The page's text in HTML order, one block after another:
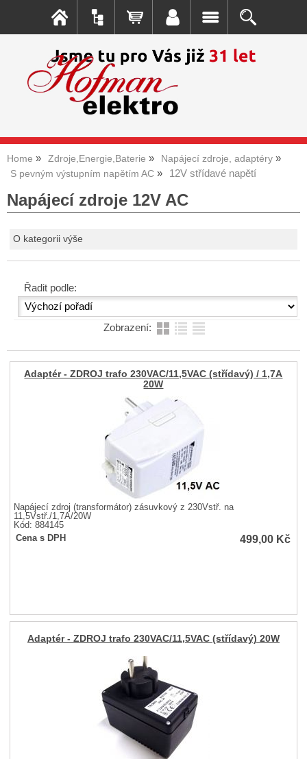
Home Zdroje,Energie,Baterie
Napájecí zdroje, adaptéry
S pevným výstupním napětím AC
12V střídavé napětí
Napájecí zdroje 12V AC
O kategorii výše
Řadit podle:
Zobrazení:
Adaptér - ZDROJ trafo 230VAC/11,5VAC (střídavý) / 1,7A
20W
Napájecí zdroj (transformátor) zásuvkový z 230Vstř. na
11,5Vstř./1,7A/20W
Kód: 884145
Cena s DPH
499,00 Kč
Adaptér - ZDROJ trafo 230VAC/11,5VAC (střídavý) 20W